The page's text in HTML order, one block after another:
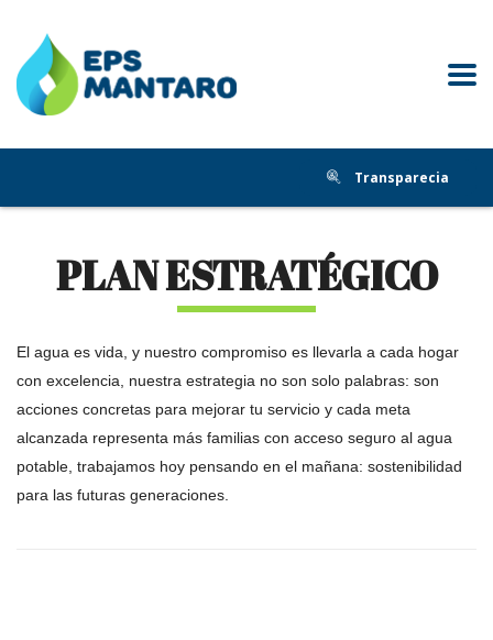
Transparecia
PLAN ESTRATÉGICO
El agua es vida, y nuestro compromiso es llevarla a cada hogar
con excelencia, nuestra estrategia no son solo palabras: son
acciones concretas para mejorar tu servicio y cada meta
alcanzada representa más familias con acceso seguro al agua
potable, trabajamos hoy pensando en el mañana: sostenibilidad
para las futuras generaciones.